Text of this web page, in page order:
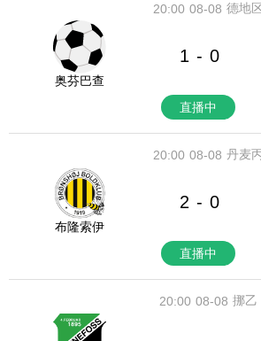
08-08
20:00 德地
奥芬巴查
1 - 0
直播中
08-08
20:00 丹麦
布隆索伊
2 - 0
直播中
08-08
20:00 挪乙